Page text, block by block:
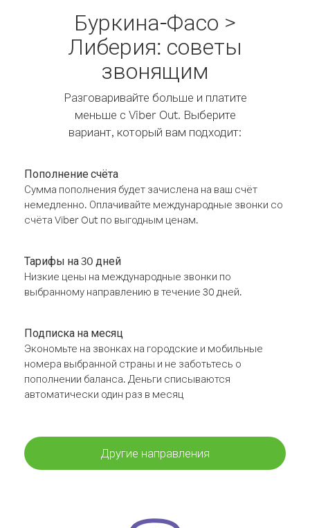
Буркина-Фасо >
Либерия: советы
звонящим
Разговаривайте больше и платите
меньше с Viber Out. Выберите
вариант, который вам подходит:
Пополнение счёта
Сумма пополнения будет зачислена на ваш счёт
немедленно. Оплачивайте международные звонки со
счёта Viber Out по выгодным ценам.
Тарифы на 30 дней
Низкие цены на международные звонки по
выбранному направлению в течение 30 дней.
Подписка на месяц
Экономьте на звонках на городские и мобильные
номера выбранной страны и не заботьтесь о
пополнении баланса. Деньги списываются
автоматически один раз в месяц
Другие направления